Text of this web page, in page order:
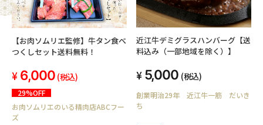
【お肉ソムリエ監修】牛タン食べ
つくしセット送料無料！
6,000 (税込)
29%OFF
お肉ソムリエのいる精肉店ABCフー
ズ
近江牛デミグラスハンバーグ【送
料込み（一部地域を除く）】
5,000 (税込)
創業明治29年 近江牛一筋 だいき
ち